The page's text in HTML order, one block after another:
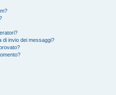
di invio dei messaggi?